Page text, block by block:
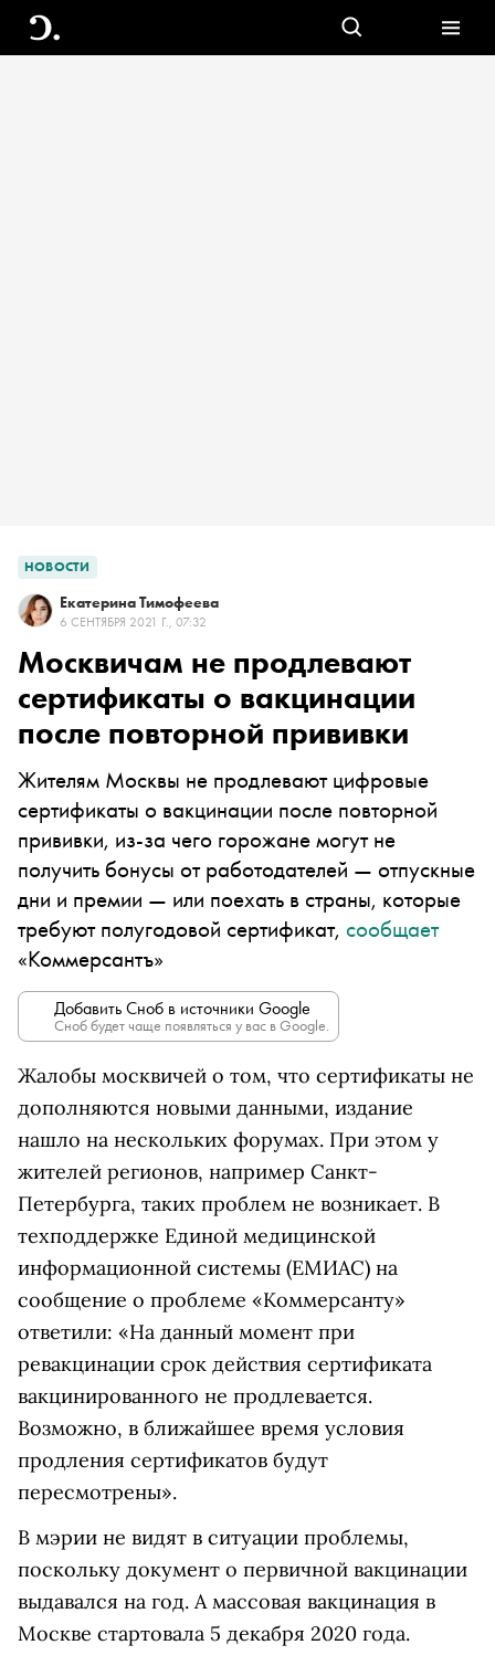
НОВОСТИ
Екатерина Тимофеева
6 СЕНТЯБРЯ 2021 Г., 07:32
Москвичам не продлевают
сертификаты о вакцинации
после повторной прививки
Жителям Москвы не продлевают цифровые
сертификаты о вакцинации после повторной
прививки, из-за чего горожане могут не
получить бонусы от работодателей — отпускные
дни и премии — или поехать в страны, которые
требуют полугодовой сертификат, сообщает
«Коммерсантъ»
Добавить Сноб в источники Google
Сноб будет чаще появляться у вас в Google.
Жалобы москвичей о том, что сертификаты не
дополняются новыми данными, издание
нашло на нескольких форумах. При этом у
жителей регионов, например Санкт-
Петербурга, таких проблем не возникает. В
техподдержке Единой медицинской
информационной системы (ЕМИАС) на
сообщение о проблеме «Коммерсанту»
ответили: «На данный момент при
ревакцинации срок действия сертификата
вакцинированного не продлевается.
Возможно, в ближайшее время условия
продления сертификатов будут
пересмотрены».
В мэрии не видят в ситуации проблемы,
поскольку документ о первичной вакцинации
выдавался на год. А массовая вакцинация в
Москве стартовала 5 декабря 2020 года.